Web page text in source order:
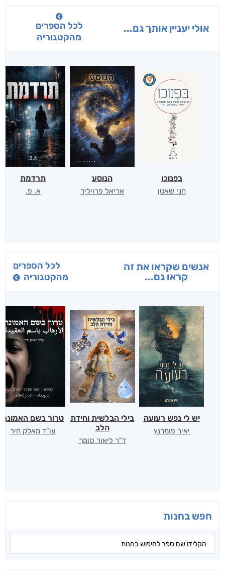
חפש בחנות
אולי יעניין אותך גם...
לכל הספרים
מהקטגוריה
בפנוכו
חני שאטן
הנוסע
אריאל פרויליך
תרדמת
א. פ.
אנשים שקראו את זה
קראו גם...
לכל הספרים
מהקטגוריה
יש לי נפש רעועה
יאיר פומרנץ
בילי הבלשית וחידת
הלב
ד"ר ליאור סומך
טרור בשם האמונה
עו"ד מאלק חיר